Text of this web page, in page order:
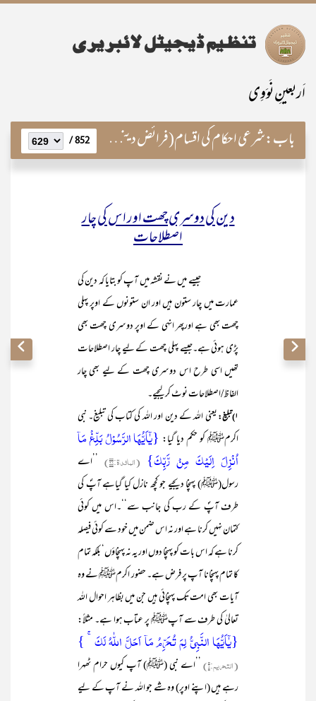
اَربعینِ نَوَوِی
باب:شرعی احکام کی اقسام(فرائض دینی کا جامع تصور) 852 /
دین کی دوسری چھت اور اس کی چار
اصطلاحات
جیسے میں نے نقشہ میں آپ کو بتایا کہ دین کی
عمارت میں چار ستون ہیں اور ان ستونوں کے اوپر پہلی
چھت بھی ہے اورپھر انہی کے اوپر دوسری چھت بھی
پڑی ہوئی ہے۔جیسے پہلی چھت کے لیے چار اصطلاحات
تھیں اسی طرح اس دوسری چھت کے لیے بھی چار
الفاظ/اصطلاحات نوٹ کرلیجیے۔
۱)تبلیغ:
یعنی اللہ کے دین اور اللہ کی کتاب کی تبلیغ۔ نبی
اکرمﷺ کو حکم دیا گیا: {یٰۤاَیُّہَا الرَّسُوۡلُ بَلِّغۡ مَاۤ
اُنۡزِلَ اِلَیۡکَ مِنۡ رَّبِّکَ} (المائدۃ:۶۸)
’’اے
رسول(ﷺ) پہنچا دیجیے جو کچھ نازل کیا گیاہے آپؐ کی
طرف آپؐ کے رب کی جانب سے‘‘۔اس میں کوئی
کتمان نہیں کرنا ہے اور نہ اس ضمن میں خود سے کوئی فیصلہ
کرنا ہے کہ اس بات کو پہنچا دوں اور یہ نہ پہنچاؤں‘ بلکہ تمام
کا تمام پہنچانا آپ پر فرض ہے۔ حضور اکرمﷺ نے وہ
آیات بھی امت تک پہنچائی ہیں جن میں بظاہر احوال اللہ
تعالیٰ کی طرف سے آپﷺ پر عتاب ہوا ہے۔ مثلاً:
{یٰۤاَیُّہَا النَّبِیُّ لِمَ تُحَرِّمُ مَاۤ اَحَلَّ اللّٰہُ لَکَ ۚ }
(التحریم:۱)
’’اے نبی (ﷺ) آپ کیوں حرام ٹھہرا
رہے ہیں (اپنے اوپر) وہ شے جو اللہ نے آپ کے لیے